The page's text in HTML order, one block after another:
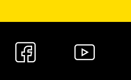
Media
społecznościowe